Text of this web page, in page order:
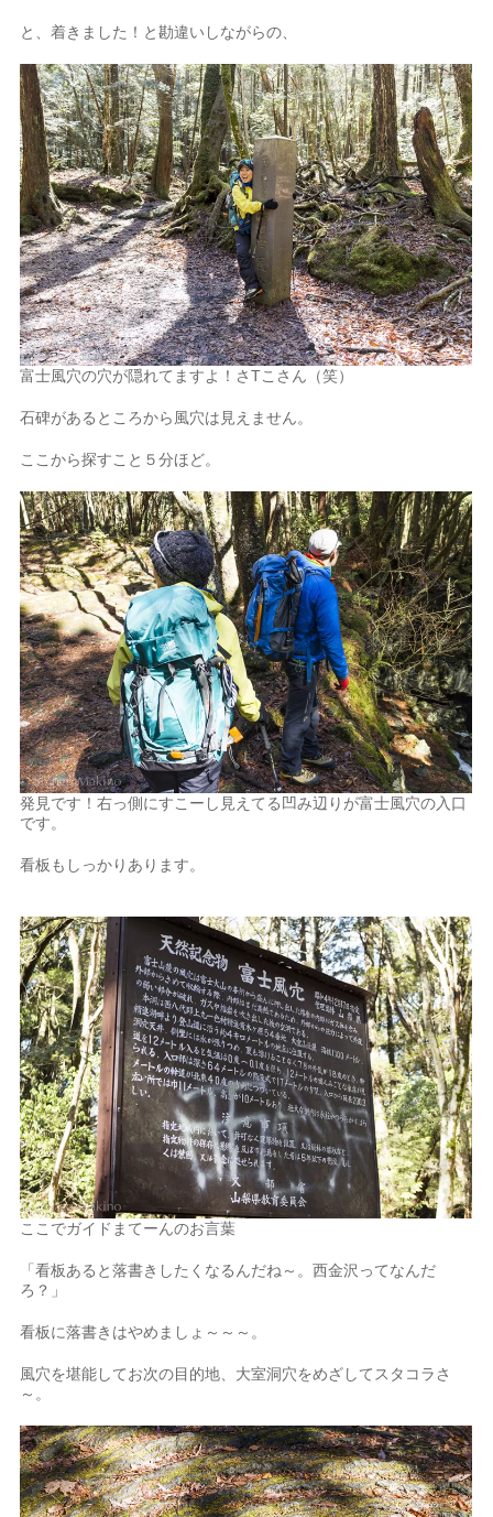
と、着きました！と勘違いしながらの、
富士風穴の穴が隠れてますよ！さTこさん（笑）
石碑があるところから風穴は見えません。
ここから探すこと５分ほど。
発見です！右っ側にすこーし見えてる凹み辺りが富士風穴の入口
です。
看板もしっかりあります。
ここでガイドまてーんのお言葉
「看板あると落書きしたくなるんだね～。西金沢ってなんだ
ろ？」
看板に落書きはやめましょ～～～。
風穴を堪能してお次の目的地、大室洞穴をめざしてスタコラさ
～。